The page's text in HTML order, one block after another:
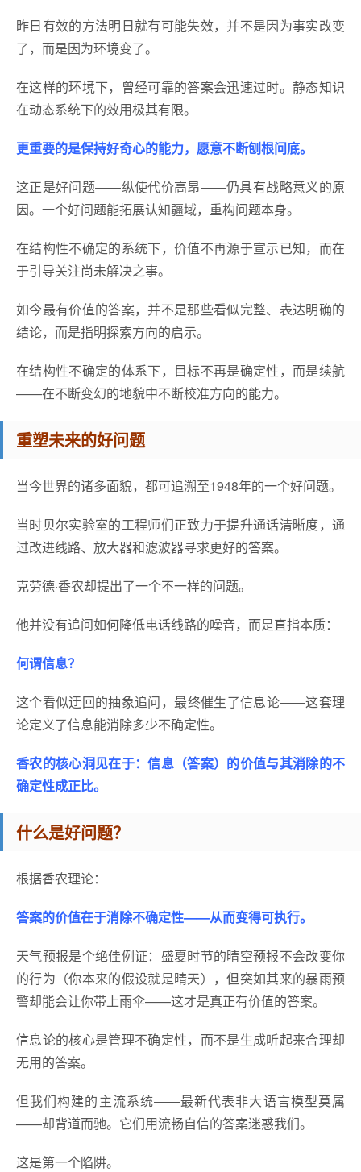
昨日有效的方法明日就有可能失效，并不是因为事实改变
了，而是因为环境变了。
在这样的环境下，曾经可靠的答案会迅速过时。静态知识
在动态系统下的效用极其有限。
更重要的是保持好奇心的能力，愿意不断刨根问底。
这正是好问题——纵使代价高昂——仍具有战略意义的原
因。一个好问题能拓展认知疆域，重构问题本身。
在结构性不确定的系统下，价值不再源于宣示已知，而在
于引导关注尚未解决之事。
如今最有价值的答案，并不是那些看似完整、表达明确的
结论，而是指明探索方向的启示。
在结构性不确定的体系下，目标不再是确定性，而是续航
——在不断变幻的地貌中不断校准方向的能力。
重塑未来的好问题
当今世界的诸多面貌，都可追溯至1948年的一个好问题。
当时贝尔实验室的工程师们正致力于提升通话清晰度，通
过改进线路、放大器和滤波器寻求更好的答案。
克劳德·香农却提出了一个不一样的问题。
他并没有追问如何降低电话线路的噪音，而是直指本质：
何谓信息？
这个看似迂回的抽象追问，最终催生了信息论——这套理
论定义了信息能消除多少不确定性。
香农的核心洞见在于：信息（答案）的价值与其消除的不
确定性成正比。
什么是好问题？
根据香农理论：
答案的价值在于消除不确定性——从而变得可执行。
天气预报是个绝佳例证：盛夏时节的晴空预报不会改变你
的行为（你本来的假设就是晴天），但突如其来的暴雨预
警却能会让你带上雨伞——这才是真正有价值的答案。
信息论的核心是管理不确定性，而不是生成听起来合理却
无用的答案。
但我们构建的主流系统——最新代表非大语言模型莫属
——却背道而驰。它们用流畅自信的答案迷惑我们。
这是第一个陷阱。